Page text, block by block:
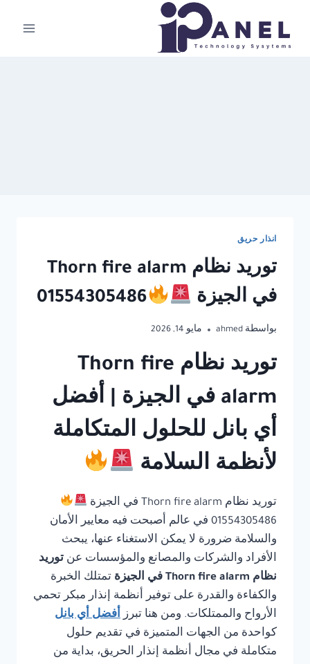
المحتوى
انذار حريق
توريد نظام Thorn fire alarm
في الجيزة
01554305486
بواسطة ahmed مايو 14, 2026
توريد نظام Thorn fire
alarm في الجيزة | أفضل
أي بانل للحلول المتكاملة
لأنظمة السلامة
توريد نظام Thorn fire alarm في الجيزة
01554305486 في عالم أصبحت فيه معايير الأمان
والسلامة ضرورة لا يمكن الاستغناء عنها، يبحث
الأفراد والشركات والمصانع والمؤسسات عن توريد
نظام Thorn fire alarm في الجيزة
تمتلك الخبرة
والكفاءة والقدرة على توفير أنظمة إنذار مبكر تحمي
الأرواح والممتلكات. ومن هنا تبرز أفضل أي بانل
كواحدة من الجهات المتميزة في تقديم حلول
متكاملة في مجال أنظمة إنذار الحريق، بداية من